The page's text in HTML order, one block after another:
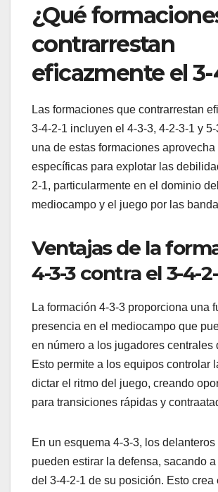
¿Qué
contrarrestan
eficazmente el 3-
Las formaciones que contrarrestan
3-4-2-1 incluyen el 4-3-3, 4-2-3-1 y
una de estas formaciones
específicas para explotar las
2-1, particularmente en el dominio del
mediocampo y el juego por las
Ventajas de la
4-3-3 contra el 3-4-2-
La formación 4-3-3 proporciona una
presencia en el mediocampo que
en número a los jugadores centrales
Esto permite a los equipos controlar
dictar el ritmo del juego, creando
para transiciones rápidas y
En un esquema 4-3-3, los
pueden estirar la defensa, sacando
del 3-4-2-1 de su posición. Esto crea